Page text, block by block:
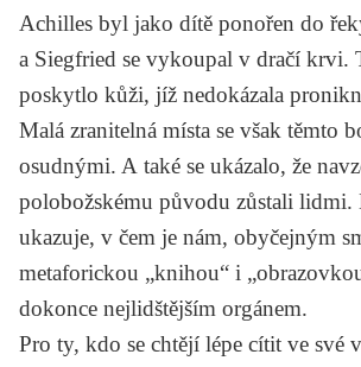
Achilles byl jako dítě ponořen do
a Siegfried se vykoupal v dračí krvi.
poskytlo kůži, jíž nedokázala
Malá zranitelná místa se však těmto
osudnými. A také se ukázalo, že
polobožskému původu zůstali lidmi.
ukazuje, v čem je nám, obyčejným
metaforickou „knihou“ i
dokonce nejlidštějším orgánem.
Pro ty, kdo se chtějí lépe cítit ve své